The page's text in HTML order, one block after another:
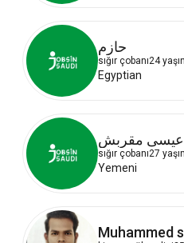
حازم
sığır çobanı24
Egyptian
عيسى مقربش
sığır çobanı27
Yemeni
Muhammed